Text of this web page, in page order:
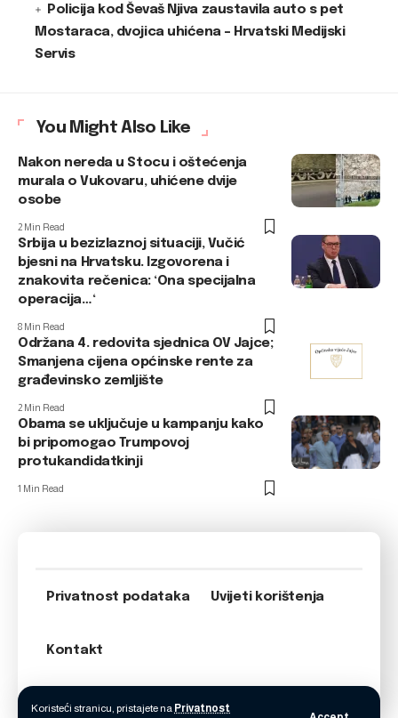
Koristeći stranicu, pristajete na Privatnost
Policija kod Ševaš Njiva zaustavila auto s pet
Mostaraca, dvojica uhićena – Hrvatski Medijski
Servis
You Might Also Like
Nakon nereda u Stocu i oštećenja
murala o Vukovaru, uhićene dvije
osobe
2 Min Read
Srbija u bezizlaznoj situaciji, Vučić
bjesni na Hrvatsku. Izgovorena i
znakovita rečenica: ‘Ona specijalna
operacija…‘
8 Min Read
Održana 4. redovita sjednica OV Jajce;
Smanjena cijena općinske rente za
građevinsko zemljište
2 Min Read
Obama se uključuje u kampanju kako
bi pripomogao Trumpovoj
protukandidatkinji
1 Min Read
Privatnost podataka Uvijeti korištenja
Kontakt